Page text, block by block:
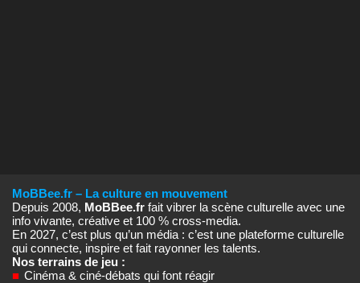
MoBBee.fr – La culture en mouvement
Depuis 2008, MoBBee.fr fait vibrer la scène culturelle avec une
info vivante, créative et 100 % cross‑media.
En 2027, c’est plus qu’un média : c’est une plateforme culturelle
qui connecte, inspire et fait rayonner les talents.
Nos terrains de jeu :
■ Cinéma & ciné‑débats qui font réagir